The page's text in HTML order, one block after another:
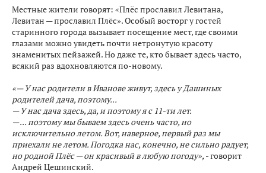
Местные жители говорят: «Плёс прославил Левитана,
Левитан — прославил Плёс». Особый восторг у гостей
старинного города вызывает посещение мест, где своими
глазами можно увидеть почти нетронутую красоту
знаменитых пейзажей. Но даже те, кто бывает здесь часто,
всякий раз вдохновляются по-новому.
«— У нас родители в Иванове живут, здесь у Дашиных
родителей дача, поэтому...
— У нас дача здесь, да, и поэтому я с 11-ти лет.
— ... поэтому мы бываем здесь очень часто, но
исключительно летом. Вот, наверное, первый раз мы
приехали не летом. Погодка нас, конечно, не сильно радует,
но родной Плёс — он красивый в любую погоду», - говорит
Андрей Цешинский.